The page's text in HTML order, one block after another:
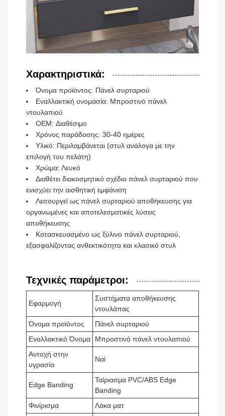
Χαρακτηριστικά:
Όνομα προϊόντος: Πάνελ συρταριού
Εναλλακτική ονομασία: Μπροστινό πάνελ
ντουλαπιού
OEM: Διαθέσιμο
Χρόνος παράδοσης: 30-40 ημέρες
Υλικό: Περιλαμβάνεται (στυλ ανάλογα με την
επιλογή του πελάτη)
Χρώμα: Λευκό
Διαθέτει διακοσμητικό σχέδιο πάνελ συρταριού που
ενισχύει την αισθητική εμφάνιση
Λειτουργεί ως πάνελ συρταριού αποθήκευσης για
οργανωμένες και αποτελεσματικές λύσεις
αποθήκευσης
Κατασκευασμένο ως ξύλινο πάνελ συρταριού,
εξασφαλίζοντας ανθεκτικότητα και κλασικό στυλ
Τεχνικές παράμετροι:
Εφαρμογή
Συστήματα αποθήκευσης
ντουλάπας
Όνομα προϊόντος
Πάνελ συρταριού
Εναλλακτικό Όνομα
Μπροστινό πάνελ ντουλαπιού
Αντοχή στην
υγρασία
Ναί
Edge Banding
Ταίριασμα PVC/ABS Edge
Banding
Φινίρισμα
Λάκα ματ